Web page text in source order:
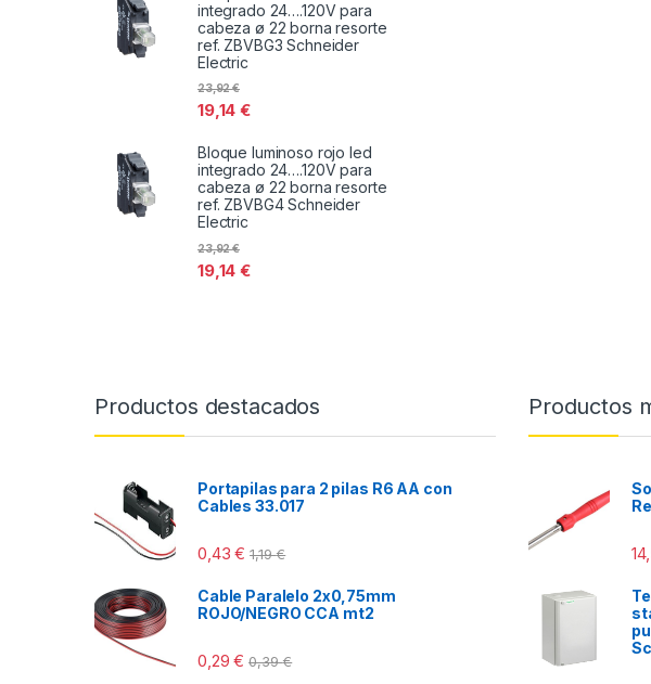
integrado 24….120V para
cabeza ø 22 borna resorte
ref. ZBVBG3 Schneider
Electric
19,14€
23,92€
Bloque luminoso rojo led
integrado 24….120V para
cabeza ø 22 borna resorte
ref. ZBVBG4 Schneider
Electric
19,14€
23,92€
Productos destacados
Portapilas para 2 pilas R6 AA con
Cables 33.017
0,43€ 1,19€
Cable Paralelo 2x0,75mm
ROJO/NEGRO CCA mt2
0,29€ 0,39€
Productos